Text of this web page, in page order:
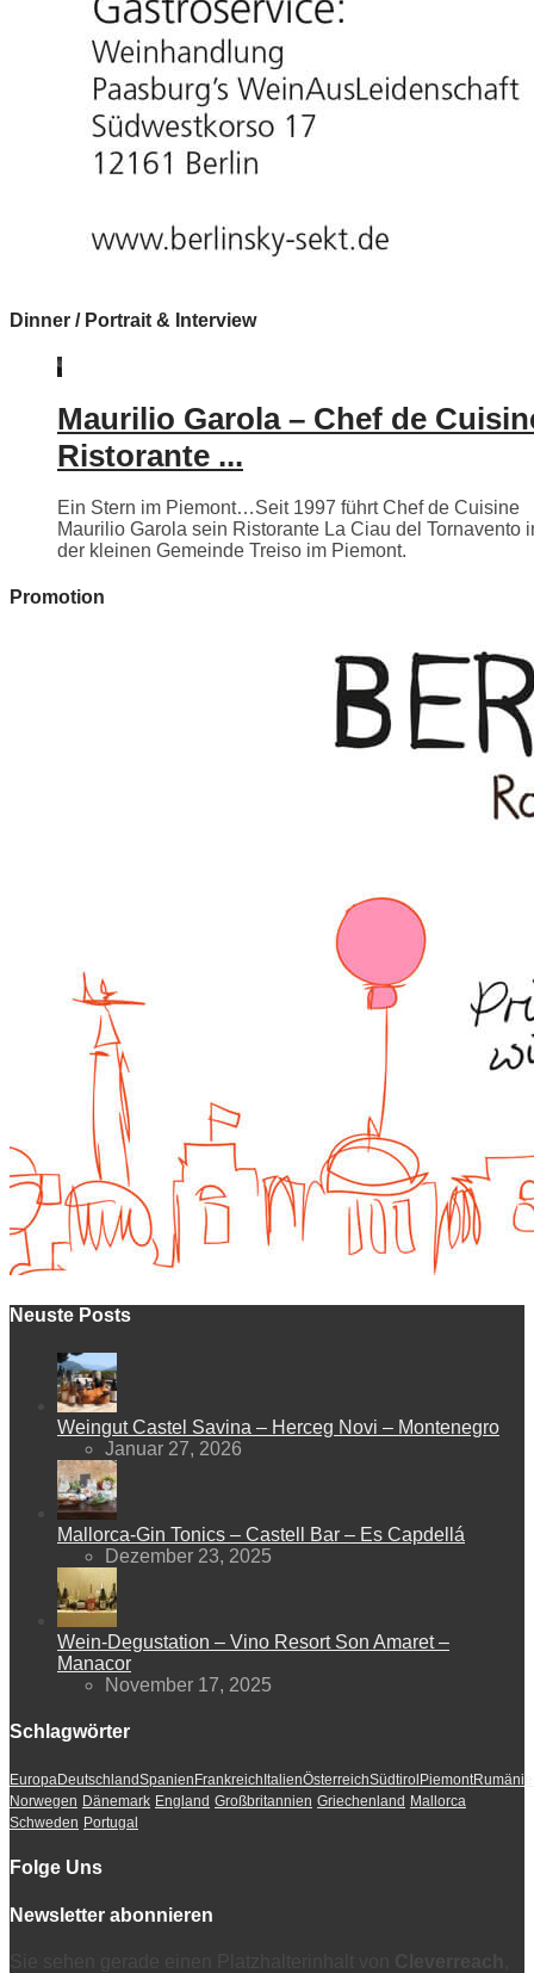
Dinner / Portrait & Interview
Maurilio Garola – Chef de
Ristorante ...
Ein Stern im Piemont…Seit 1997 führt Chef de Cuisine
Maurilio Garola sein Ristorante La Ciau del Tornavento
der kleinen Gemeinde Treiso im Piemont.
Promotion
Neuste Posts
Weingut Castel Savina – Herceg Novi – Montenegro
Januar 27, 2026
Mallorca-Gin Tonics – Castell Bar – Es Capdellá
Dezember 23, 2025
Wein-Degustation – Vino Resort Son Amaret –
Manacor
November 17, 2025
Schlagwörter
EuropaDeutschlandSpanien Frankreich ItalienÖsterreichSüdtirol Piemont
Norwegen Dänemark England Großbritannien Griechenland Mallorca
Schweden Portugal
Folge Uns
Newsletter abonnieren